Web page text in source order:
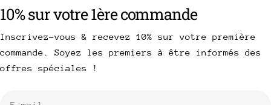
10% sur votre 1ère commande
Inscrivez-vous & recevez 10% sur votre première
commande. Soyez les premiers à être informés des
offres spéciales !